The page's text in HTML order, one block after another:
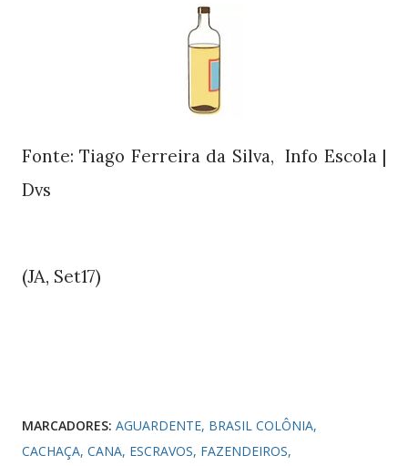
Fonte: Tiago Ferreira da Silva, Info Escola |
Dvs
(JA, Set17)
MARCADORES: AGUARDENTE BRASIL COLÔNIA
CACHAÇA CANA ESCRAVOS FAZENDEIROS